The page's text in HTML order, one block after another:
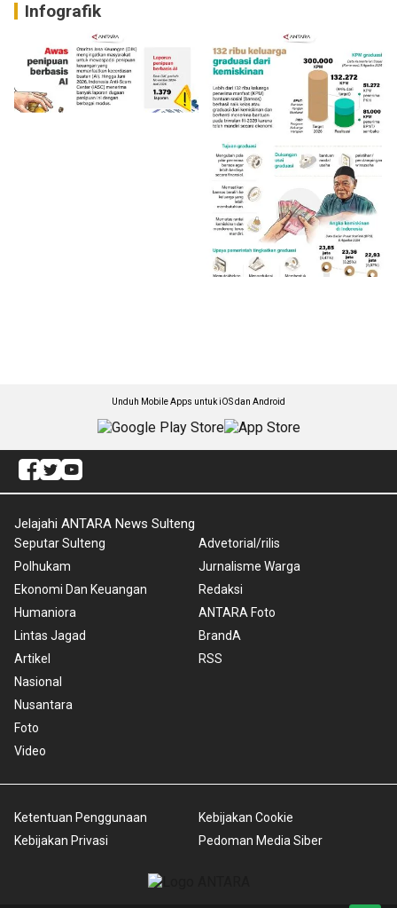
Infografik
Unduh Mobile Apps untuk iOS dan Android
Jelajahi ANTARA News Sulteng
Seputar Sulteng
Polhukam
Ekonomi Dan Keuangan
Humaniora
Lintas Jagad
Artikel
Nasional
Nusantara
Foto
Video
Advetorial/rilis
Jurnalisme Warga
Redaksi
ANTARA Foto
BrandA
RSS
Ketentuan Penggunaan
Kebijakan Privasi
Kebijakan Cookie
Pedoman Media Siber